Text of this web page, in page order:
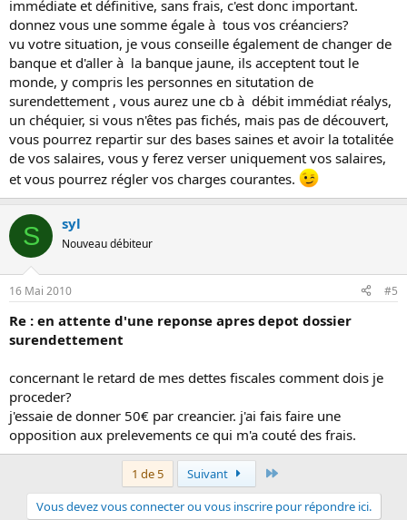
immédiate et définitive, sans frais, c'est donc important.
donnez vous une somme égale à tous vos créanciers?
vu votre situation, je vous conseille également de changer de
banque et d'aller à la banque jaune, ils acceptent tout le
monde, y compris les personnes en situtation de
surendettement , vous aurez une cb à débit immédiat réalys,
un chéquier, si vous n'êtes pas fichés, mais pas de découvert,
vous pourrez repartir sur des bases saines et avoir la totalitée
de vos salaires, vous y ferez verser uniquement vos salaires,
et vous pourrez régler vos charges courantes.
S syl
Nouveau débiteur
16 Mai 2010 #5
Re : en attente d'une reponse apres depot dossier
surendettement
concernant le retard de mes dettes fiscales comment dois je
proceder?
j'essaie de donner 50€ par creancier. j'ai fais faire une
opposition aux prelevements ce qui m'a couté des frais.
1 de 5 Suivant
Vous devez vous connecter ou vous inscrire pour répondre ici.